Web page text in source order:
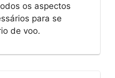
os aspectos
para se
de voo.